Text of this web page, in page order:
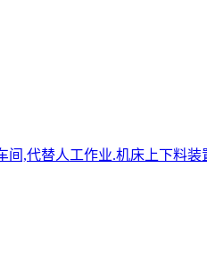
,代替人工作业.机床上下料